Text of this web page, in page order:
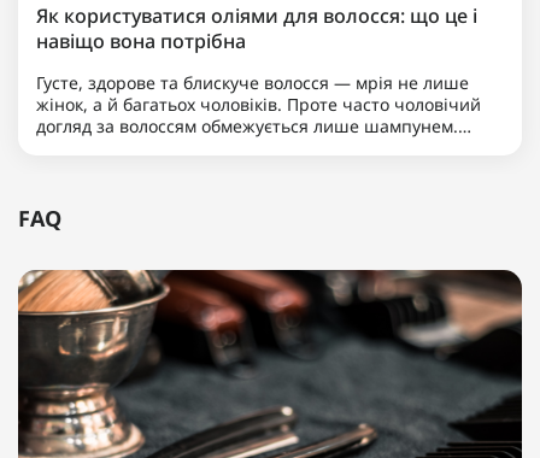
Як користуватися оліями для волосся: що це і
навіщо вона потрібна
Густе, здорове та блискуче волосся — мрія не лише
жінок, а й багатьох чоловіків. Проте часто чоловічий
догляд за волоссям обмежується лише шампунем.
FAQ